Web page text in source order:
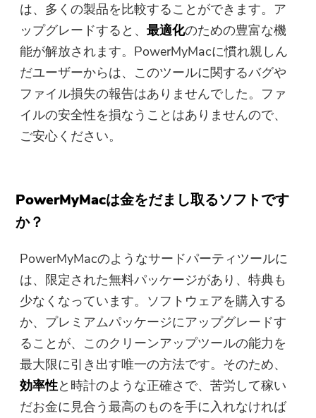
は、多くの製品を比較することができます。ア
ップグレードすると、最適化のための豊富な機
能が解放されます。PowerMyMacに慣れ親しん
だユーザーからは、このツールに関するバグや
ファイル損失の報告はありませんでした。ファ
イルの安全性を損なうことはありませんので、
ご安心ください。
PowerMyMacは金をだまし取るソフトです
か？
PowerMyMacのようなサードパーティツールに
は、限定された無料パッケージがあり、特典も
少なくなっています。ソフトウェアを購入する
か、プレミアムパッケージにアップグレードす
ることが、このクリーンアップツールの能力を
最大限に引き出す唯一の方法です。そのため、
効率性と時計のような正確さで、苦労して稼い
だお金に見合う最高のものを手に入れなければ
ほぼ完了します。
最新のアップデートとオファー
を購読する
注意：
このソフトウェアは、Macでの
みダウンロードして使用できま
す。メールアドレスを入力し